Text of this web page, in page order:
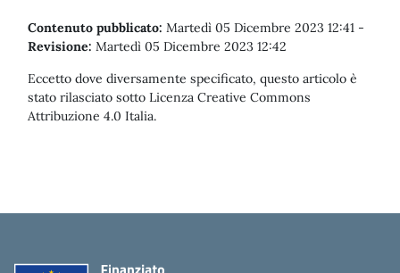
Contenuto pubblicato: Martedì 05 Dicembre 2023 12:41 -
Revisione: Martedì 05 Dicembre 2023 12:42
Eccetto dove diversamente specificato, questo articolo è
stato rilasciato sotto Licenza Creative Commons
Attribuzione 4.0 Italia.